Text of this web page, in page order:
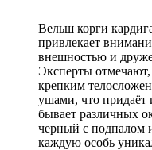
Вельш корги
привлекает
внешностью и
Эксперты отмечают,
крепким
ушами, что
бывает различных
черный с подпалом
каждую особь